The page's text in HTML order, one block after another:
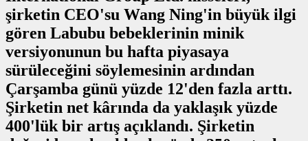
şirketin CEO'su Wang Ning'in büyük ilgi
gören Labubu bebeklerinin minik
versiyonunun bu hafta piyasaya
sürüleceğini söylemesinin ardından
Çarşamba günü yüzde 12'den fazla arttı.
Şirketin net kârında da yaklaşık yüzde
400'lük bir artış açıklandı. Şirketin